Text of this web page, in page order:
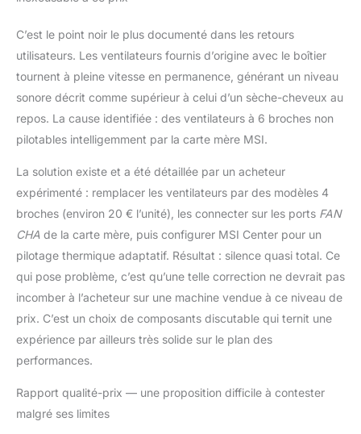
préinstallé sous
licence. Il suffit de le
commencer à jouer et
créer instantanément
C’est le point noir le plus documenté dans les retours
utilisateurs. Les ventilateurs fournis d’origine avec le boîtier
tournent à pleine vitesse en permanence, générant un niveau
sonore décrit comme supérieur à celui d’un sèche-cheveux au
repos. La cause identifiée : des ventilateurs à 6 broches non
pilotables intelligemment par la carte mère MSI.
La solution existe et a été détaillée par un acheteur
expérimenté : remplacer les ventilateurs par des modèles 4
broches (environ 20 € l’unité), les connecter sur les ports FAN
CHA de la carte mère, puis configurer MSI Center pour un
pilotage thermique adaptatif. Résultat : silence quasi total. Ce
qui pose problème, c’est qu’une telle correction ne devrait pas
incomber à l’acheteur sur une machine vendue à ce niveau de
prix. C’est un choix de composants discutable qui ternit une
expérience par ailleurs très solide sur le plan des
performances.
Rapport qualité-prix — une proposition difficile à contester
malgré ses limites